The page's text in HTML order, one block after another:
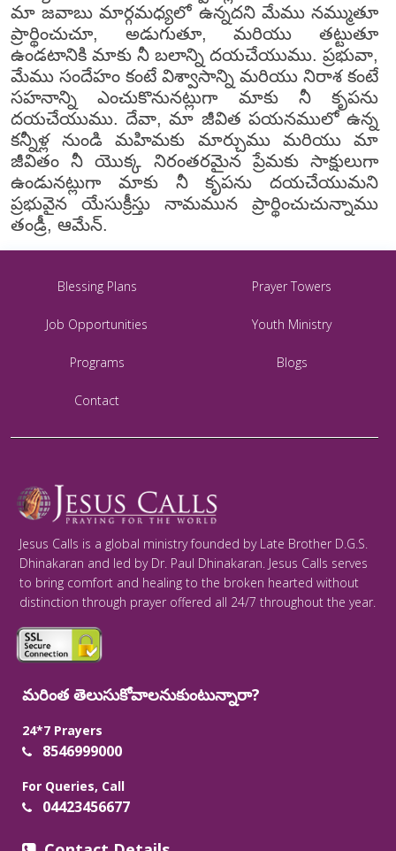
మా జవాబు మార్గమధ్యలో ఉన్నదని మేము నమ్ముతూ
ప్రార్థించుచూ, అడుగుతూ, మరియు తట్టుతూ
ఉండటానికి మాకు నీ బలాన్ని దయచేయుము. ప్రభువా,
మేము సందేహం కంటే విశ్వాసాన్ని మరియు నిరాశ కంటే
సహనాన్ని ఎంచుకొనునట్లుగా మాకు నీ కృపను
దయచేయుము. దేవా, మా జీవిత పయనములో ఉన్న
కన్నీళ్ల నుండి మహిమకు మార్చుము మరియు మా
జీవితం నీ యొక్క నిరంతరమైన ప్రేమకు సాక్షులుగా
ఉండునట్లుగా మాకు నీ కృపను దయచేయుమని
ప్రభువైన యేసుక్రీస్తు నామమున ప్రార్థించుచున్నాము
తండ్రీ, ఆమేన్.
Blessing Plans Prayer Towers
Job Opportunities Youth Ministry
Programs Blogs
Contact
Jesus Calls is a global ministry founded by Late Brother D.G.S.
Dhinakaran and led by Dr. Paul Dhinakaran. Jesus Calls serves
to bring comfort and healing to the broken hearted without
distinction through prayer offered all 24/7 throughout the year.
మరింత తెలుసుకోవాలనుకుంటున్నారా?
24*7 Prayers
8546999000
For Queries, Call
04423456677